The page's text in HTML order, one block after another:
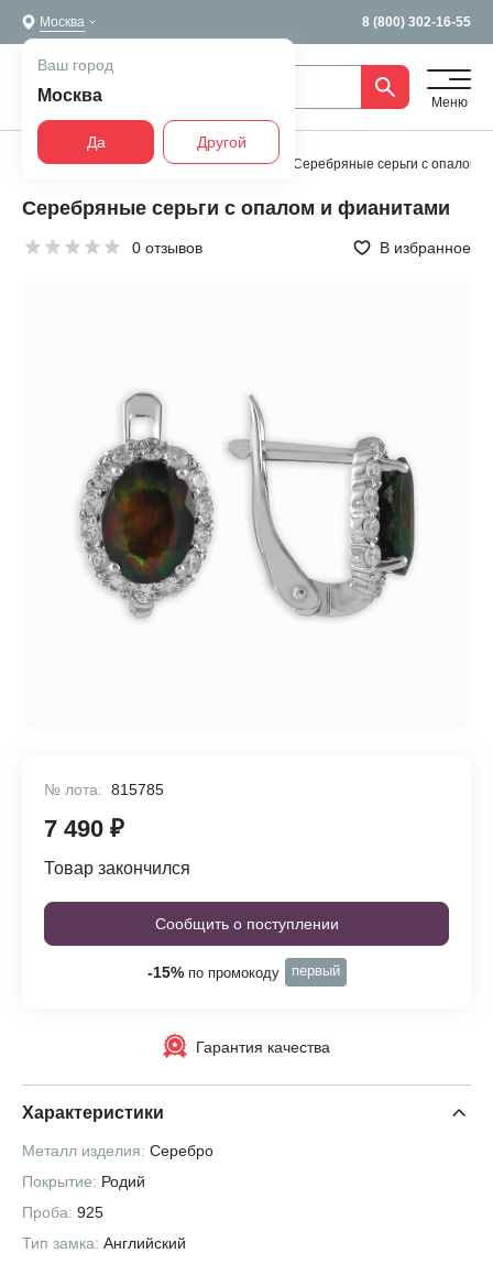
Москва 8 (800) 302-16-55
Ваш город
Москва
Да Другой
Меню
Главная Все украшения Серьги Серебряные серьги с опалом
Серебряные серьги с опалом и фианитами
0 отзывов В избранное
№ лота: 815785
7 490 ₽
Товар закончился
Сообщить о поступлении
-15%по промокоду первый
Гарантия качества
Характеристики
Металл изделия: Серебро
Покрытие: Родий
Проба: 925
Тип замка: Английский